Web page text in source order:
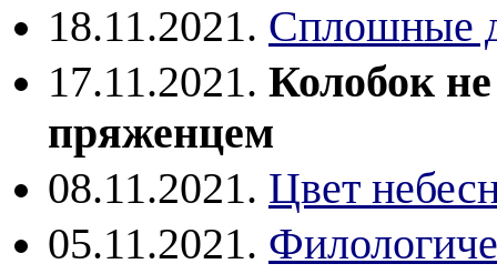
18.11.2021. Сплошные
17.11.2021. Колобок
пряженцем
08.11.2021. Цвет
05.11.2021.